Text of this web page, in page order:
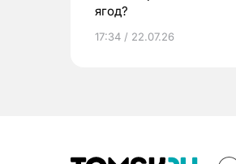
ягод?
17:34 / 22.07.26